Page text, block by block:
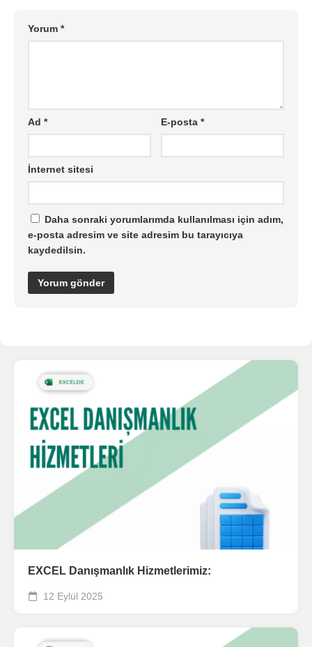
Yorum *
Ad * E-posta*
İnternet sitesi
Daha sonraki yorumlarımda kullanılması için adım,
e-posta adresim ve site adresim bu tarayıcıya
kaydedilsin.
EXCEL Danışmanlık Hizmetlerimiz:
12 Eylül 2025